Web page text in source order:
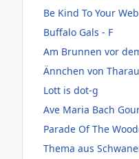
Be Kind To Your
Buffalo Gals - F
Am Brunnen vor
Ännchen von
Lott is dot-g
Ave Maria Bach
Parade Of The
Thema aus